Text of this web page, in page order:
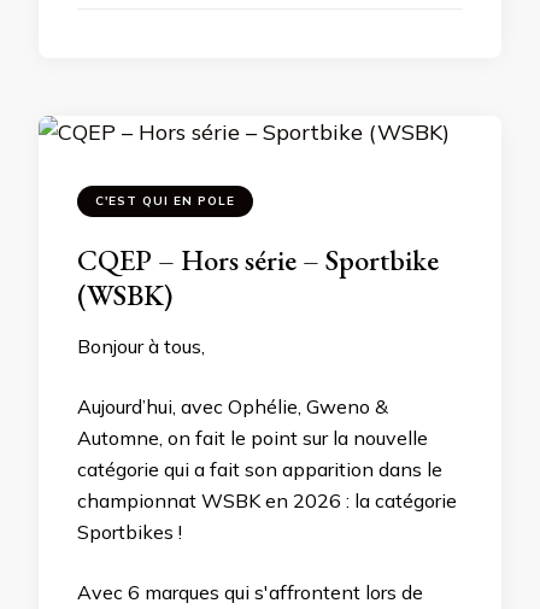
C'EST QUI EN POLE
CQEP – Hors série – Sportbike
(WSBK)
Bonjour à tous,
Aujourd’hui, avec Ophélie, Gweno &
Automne, on fait le point sur la nouvelle
catégorie qui a fait son apparition dans le
championnat WSBK en 2026 : la catégorie
Sportbikes !
Avec 6 marques qui s'affrontent lors de